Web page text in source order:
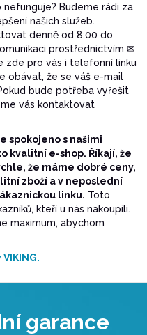
Budeme rádi za
našich služeb.
denně od 8:00 do
prostřednictvím ✉
zde pro vás i telefonní linku
obávat, že se váš e-mail
bude potřeba vyřešit
vás kontaktovat
spokojeno s našimi
kvalitní e-shop. Říkají, že
že máme dobré ceny,
zboží a v neposlední
linku. Toto
kteří u nás nakoupili.
maximum, abychom
garance